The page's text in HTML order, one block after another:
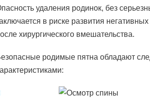
удаления родинок, без
в риске развития
хирургического вмешательства.
родимые пятна обладают